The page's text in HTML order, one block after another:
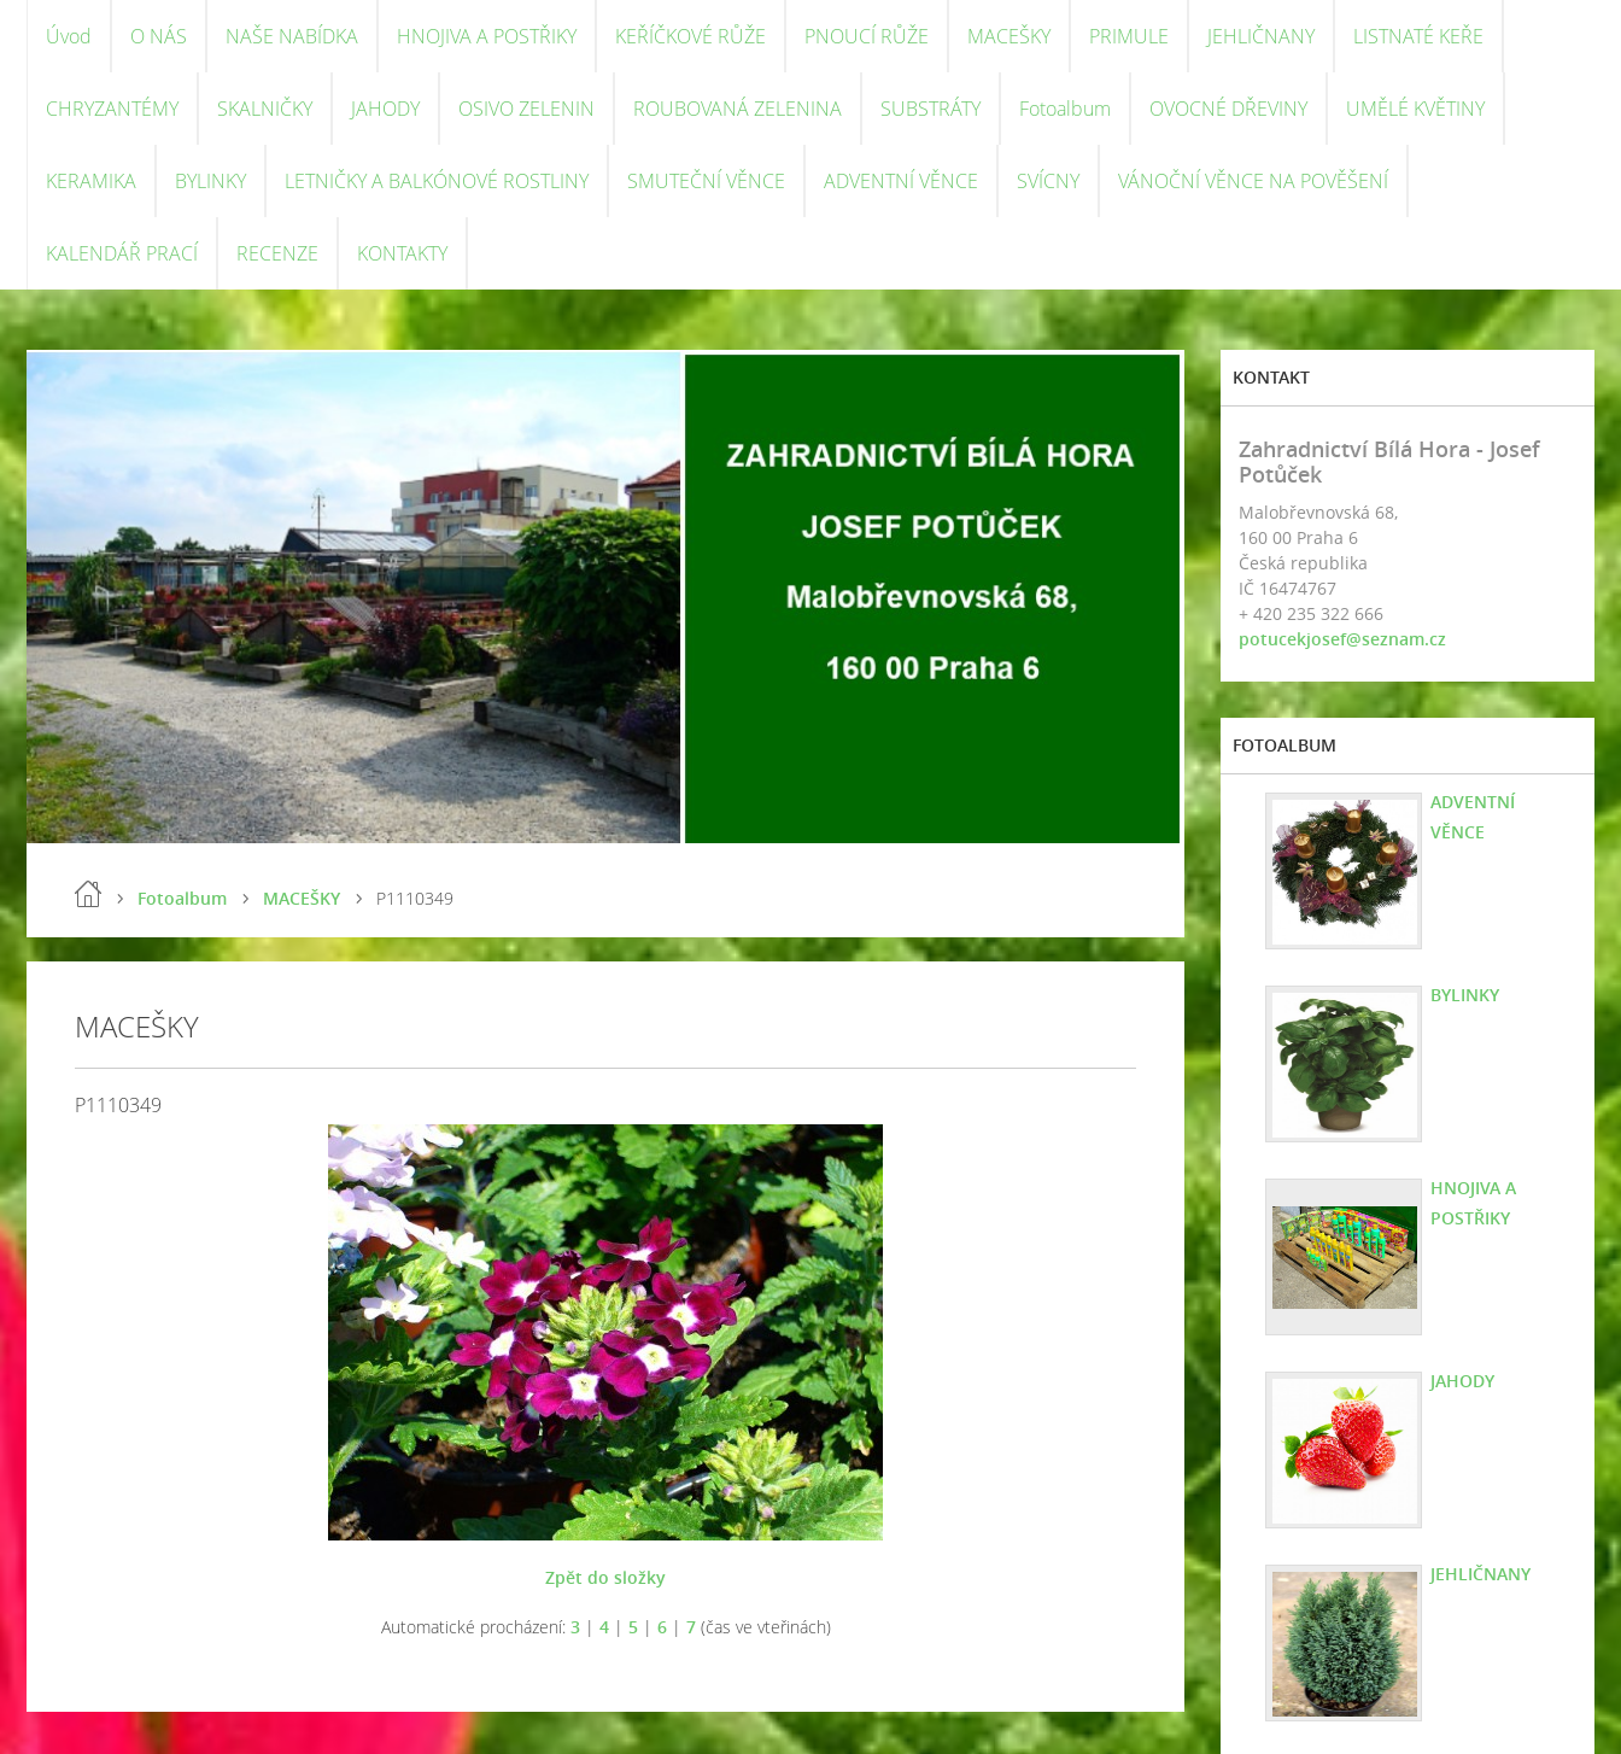
Úvod O NÁS NAŠE NABÍDKA HNOJIVA A POSTŘIKY KEŘÍČKOVÉ RŮŽE PNOUCÍ RŮŽE MACEŠKY PRIMULE JEHLIČNANY LISTNATÉ KEŘE
CHRYZANTÉMY SKALNIČKY JAHODY OSIVO ZELENIN ROUBOVANÁ ZELENINA SUBSTRÁTY Fotoalbum OVOCNÉ DŘEVINY UMĚLÉ KVĚTINY
KERAMIKA BYLINKY LETNIČKY A BALKÓNOVÉ ROSTLINY SMUTEČNÍ VĚNCE ADVENTNÍ VĚNCE SVÍCNY VÁNOČNÍ VĚNCE NA POVĚŠENÍ
KALENDÁŘ PRACÍ RECENZE KONTAKTY
Fotoalbum MACEŠKY P1110349
MACEŠKY
P1110349
Zpět do složky
Automatické procházení: 3| 4| 5| 6| 7(čas ve vteřinách)
KONTAKT
Zahradnictví Bílá Hora - Josef
Potůček
Malobřevnovská 68,
160 00 Praha 6
Česká republika
IČ 16474767
+ 420 235 322 666
potucekjosef@seznam.cz
FOTOALBUM
ADVENTNÍ
VĚNCE
BYLINKY
HNOJIVA A
POSTŘIKY
JAHODY
JEHLIČNANY